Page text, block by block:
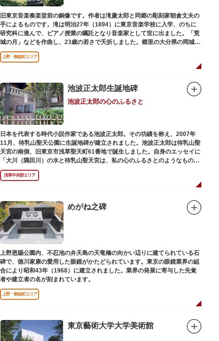
【Twitter】https://twitter.com/onoterupr
旧東京音楽奏楽堂前の銅像です。作者は滝廉太郎と同郷の彫刻家朝倉文夫の
手によるものです。滝は明治27年（1894）に東京音楽学校に入学、のちに
研究科に進んで、ピアノ授業の嘱託となり音楽家として世に出ました。「荒
城の月」などを作曲し、23歳の若さで夭折しました。郷里の大分県の岡城趾
にも同じ像が置かれています。
上野・御徒町エリア
池波正太郎生誕地碑
池波正太郎の心のふるさと
日本を代表する時代小説作家である池波正太郎。その功績を称え、2007年
11月、待乳山聖天公園に生誕地碑が建立されました。池波正太郎は待乳山聖
天宮の南側、旧東京市浅草聖天町61番地で誕生しました。自身のエッセイに
「大川（隅田川）の水と待乳山聖天宮は、私の心のふるさとのようなもの
だ」（『東京の情景「大川と待乳山聖天宮」』より）と記しており、小説の
舞台にも待乳山や近くの今戸、橋場などをたびたび登場させています。
浅草中央部エリア
めがね之碑
上野恩賜公園内、不忍池の弁天島の天竜橋の向かい辺りに建てられている石
碑で、徳川家康の愛用した眼鏡がかたどられています。東京の眼鏡業界の組
合により昭和43年（1968）に建立されました。業界の発展に寄与した先覚
者や建立者の名が刻まれています。
上野・御徒町エリア
東京藝術大学大学美術館